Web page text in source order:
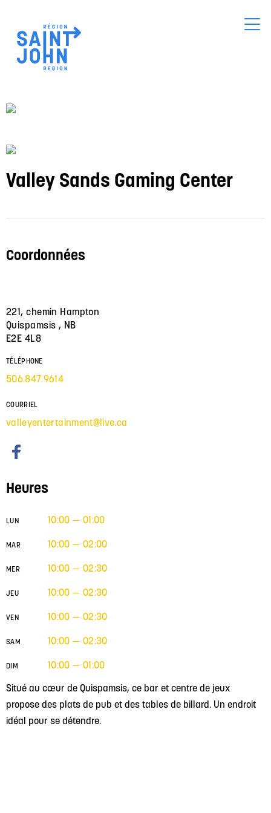
main
content
Valley Sands Gaming Center
Situé au cœur de Quispamsis, ce bar et centre de jeux
propose des plats de pub et des tables de billard. Un endroit
idéal pour se détendre.
Coordonnées
221, chemin Hampton
Quispamsis , NB
E2E 4L8
TÉLÉPHONE
506.847.9614
COURRIEL
valleyentertainment@live.ca
Heures
LUN 10:00 — 01:00
MAR 10:00 — 02:00
MER 10:00 — 02:30
JEU 10:00 — 02:30
VEN 10:00 — 02:30
SAM 10:00 — 02:30
DIM 10:00 — 01:00